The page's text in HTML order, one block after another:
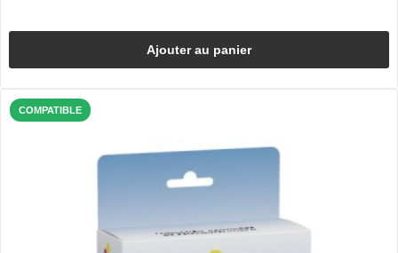
Ajouter au panier
COMPATIBLE